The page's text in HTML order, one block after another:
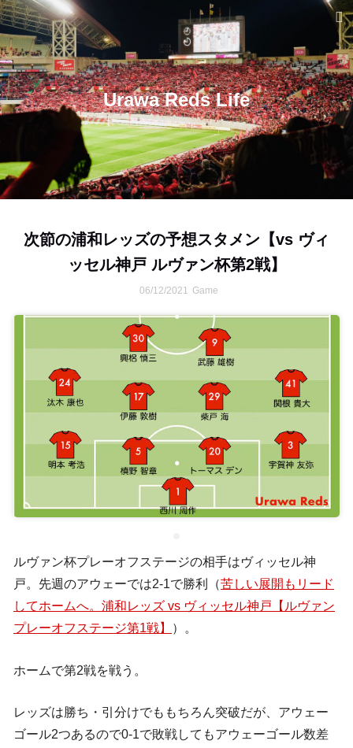
Urawa Reds Life
次節の浦和レッズの予想スタメン【vs ヴィ
ッセル神戸 ルヴァン杯第2戦】
06/12/2021 Game
ルヴァン杯プレーオフステージの相手はヴィッセル神
戸。先週のアウェーでは2-1で勝利（苦しい展開もリード
してホームへ。浦和レッズ vs ヴィッセル神戸【ルヴァン
プレーオフステージ第1戦】
）。
ホームで第2戦を戦う。
レッズは勝ち・引分けでももちろん突破だが、アウェー
ゴール2つあるので0-1で敗戦してもアウェーゴール数差